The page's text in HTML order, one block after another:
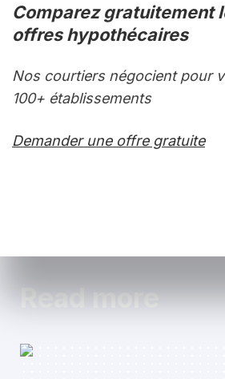
Comparez gratuitement
offres hypothécaires
Nos courtiers négocient pour
100+ établissements
Demander une offre gratuite
Read more